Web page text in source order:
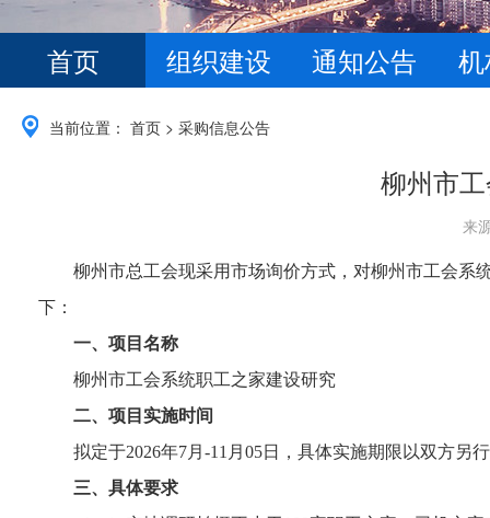
首页 组织建设 通知公告
当前位置： 首页 > 采购信息公告
柳州市
来
柳州市总工会现采用市场询价方式，对柳州市工会系
下：
一、项目名称
柳州市工会系统职工之家建设研究
二、项目实施时间
拟定于2026年7月-11月05日，具体实施期限以双方另
三、具体要求